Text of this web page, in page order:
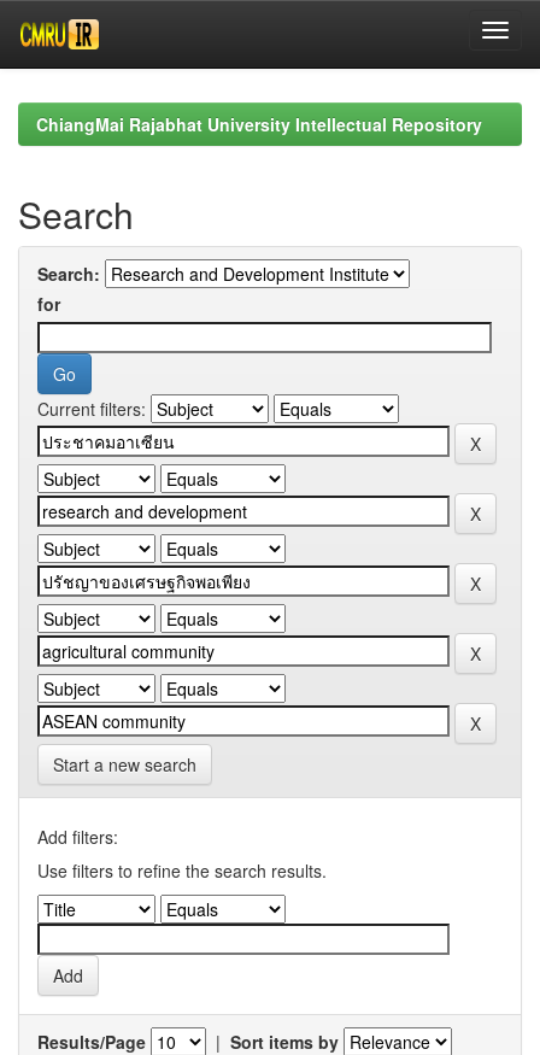
navigationChiangMai Rajabhat University Intellectual Repository
Search
Search:
for
Current filters:
Start a new search
Add filters:
Use filters to refine the search results.
Results/Page | Sort items by